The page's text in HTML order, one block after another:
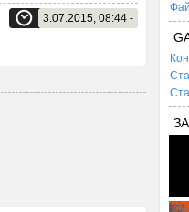
3.07.2015, 08:44 -